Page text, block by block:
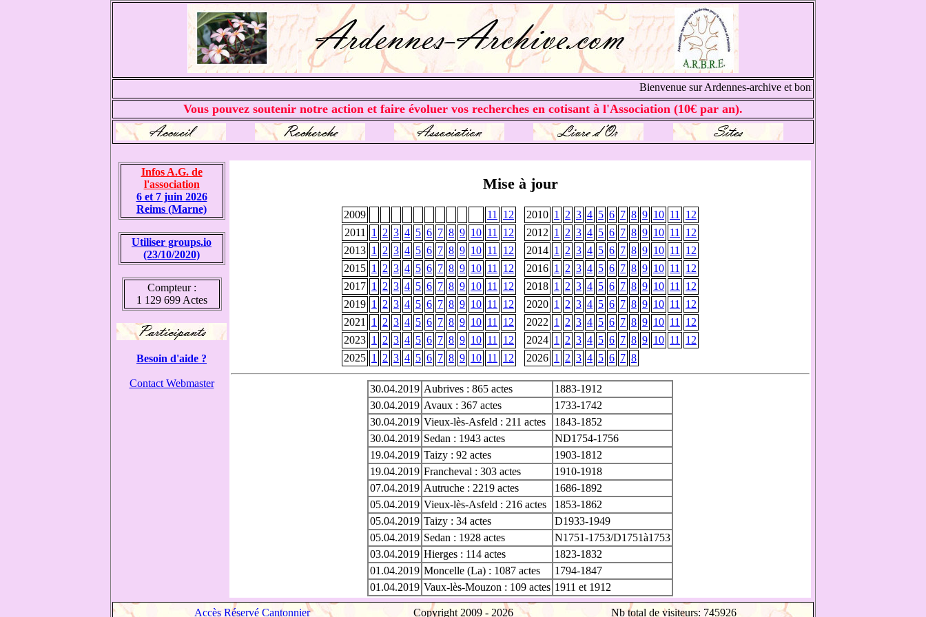
Bienvenue sur Ardennes-archive et bonnes recherches
Vous pouvez soutenir notre action et faire évoluer vos recherches en cotisant à l'Association (10€ par an).
Infos A.G. de
l'association
6 et 7 juin 2026
Reims (Marne)
Utiliser groups.io
(23/10/2020)
Compteur :
1 129 699 Actes
Besoin d'aide ?
Contact Webmaster
Mise à jour
2009 11 12 2010 1 2 3 4 5 6 7 8 9 10 11
12
2011
1 2 3 4 5 6 7 8 9 10 11 12 2012 1 2 3 4 5 6 7 8 9 10 11
12
2013 1 2 3 4 5 6 7 8 9 10 11 12 2014 1 2 3 4 5 6 7 8 9 10 11
12
2015 1 2 3 4 5 6 7 8 9 10 11 12 2016 1 2 3 4 5 6 7 8 9 10 11
12
2017 1 2 3 4 5 6 7 8 9 10 11 12 2018 1 2 3 4 5 6 7 8 9 10 11
12
2019 1 2 3 4 5 6 7 8 9 10 11 12 2020 1 2 3 4 5 6 7 8 9 10 11
12
2021
1 2 3 4 5 6 7 8 9 10 11 12 2022 1 2 3 4 5 6 7 8 9 10 11
12
2023 1 2 3 4 5 6 7 8 9 10 11 12 2024 1 2 3 4 5 6 7 8 9 10 11
12
2025 1 2 3 4 5 6 7 8 9 10 11 12 2026 1 2 3 4 5 6 7 8
30.04.2019 Aubrives : 865 actes
1883-1912
30.04.2019 Avaux : 367 actes
1733-1742
30.04.2019 Vieux-lès-Asfeld : 211 actes
1843-1852
30.04.2019 Sedan : 1943 actes
ND1754-1756
19.04.2019 Taizy : 92 actes
1903-1812
19.04.2019 Francheval : 303 actes
1910-1918
07.04.2019 Autruche : 2219 actes
1686-1892
05.04.2019 Vieux-lès-Asfeld : 216 actes
1853-1862
05.04.2019 Taizy : 34 actes
D1933-1949
05.04.2019 Sedan : 1928 actes
N1751-1753/D1751à1753
03.04.2019 Hierges : 114 actes
1823-1832
01.04.2019 Moncelle (La) : 1087 actes
1794-1847
01.04.2019 Vaux-lès-Mouzon : 109 actes 1911 et 1912
Accès Réservé Cantonnier Copyright 2009 - 2026 Nb total de visiteurs: 745926